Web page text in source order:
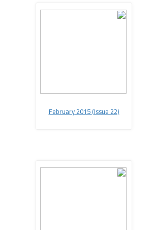
(February
2015(Issue 22